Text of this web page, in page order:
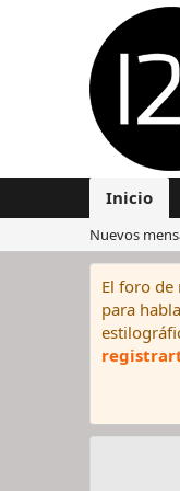
Inicio
Nuevos
El foro de
para